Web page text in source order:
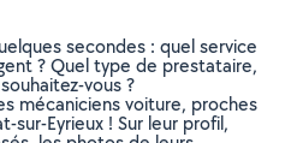
secondes : quel service
? Quel type de prestataire,
vous ?
mécaniciens voiture, proches
sur-Eyrieux ! Sur leur profil,